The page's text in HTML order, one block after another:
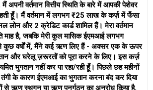
कार्रवाई
करें
करने के लिए दूसरा ऋण न लें।
उनका उच्च ब्याज आपकी स्थिति को और खराब
दें
लाख के कर्ज़ में फँसा
लोन और 2 क्रेडिट कार्ड शामिल हैं। मेरा वर्तमान
माह है, जबकि मेरी कुल मासिक ईएमआई लगभग
और घरेलू ज़रूरतों को पूरा करने के लिए। इस कर्ज़
भुगतान नहीं कर पा रहा/रही हूँ। पिछले छह महीनों
के कारण ईएमआई का भुगतान करना बंद कर दिया